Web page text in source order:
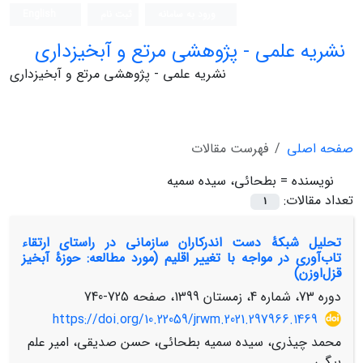
نشریه علمی - پژوهشی مرتع و آبخیزداری
نشریه علمی - پژوهشی مرتع و آبخیزداری
صفحه اصلی
فهرست مقالات
نویسنده = بطحائی، سیده سمیه
تعداد مقالات:
1
تحلیل شبکۀ دست اندرکاران سازمانی در راستای ارتقاء
تاب‌آوری در مواجه با تغییر اقلیم (مورد مطالعه: حوزۀ آبخیز
قزل‌اوزن)
دوره 73، شماره 4، زمستان 1399، صفحه
725-740
https://doi.org/10.22059/jrwm.2021.297966.1469
محمد چیذری، سیده سمیه بطحائی، حسن صدیقی، امیر علم